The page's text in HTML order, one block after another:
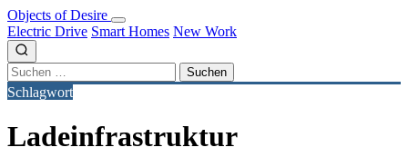
Objects of Desire
Electric Drive Smart Homes New Work
Suchen
nach:
Schlagwort
Ladeinfrastruktur